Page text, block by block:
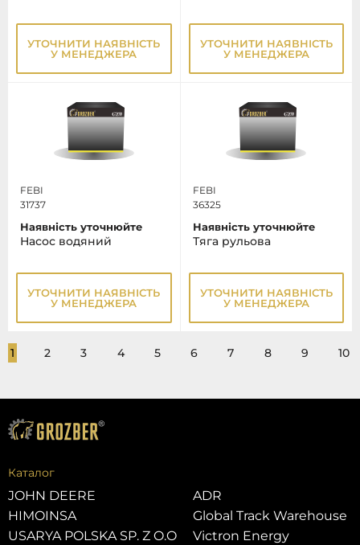
УТОЧНИТИ НАЯВНІСТЬ
У МЕНЕДЖЕРА
УТОЧНИТИ НАЯВНІСТЬ
У МЕНЕДЖЕРА
FEBI
31737
Наявність уточнюйте
Насос водяний
УТОЧНИТИ НАЯВНІСТЬ
У МЕНЕДЖЕРА
FEBI
36325
Наявність уточнюйте
Тяга рульова
УТОЧНИТИ НАЯВНІСТЬ
У МЕНЕДЖЕРА
1 2 3 4 5 6 7 8 9 10
Каталог
JOHN DEERE
HIMOINSA
USARYA POLSKA SP. Z O.O
ADR
Global Track Warehouse
Victron Energy